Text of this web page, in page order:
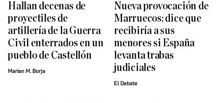
Hallan decenas de
proyectiles de
artillería de la Guerra
Civil enterrados en un
pueblo de Castellón
Marian M. Borja
Nueva provocación de
Marruecos: dice que
recibiría a sus
menores si España
levanta trabas
judiciales
El Debate